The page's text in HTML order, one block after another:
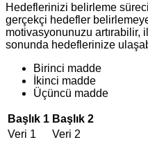
Hedeflerinizi belirleme
gerçekçi hedefler
motivasyonunuzu
sonunda hedeflerinize
Birinci madde
İkinci madde
Üçüncü madde
Başlık 1 Başlık 2
Veri 1
Veri 2